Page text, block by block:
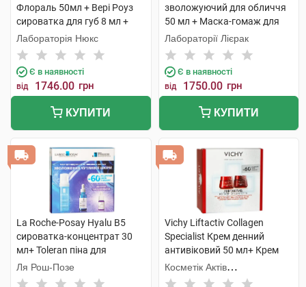
Флораль 50мл + Вері Роуз
сироватка для губ 8 мл +
Олія суха Флораль 10мл 1
набір
Лабораторія Нюкс
Є в наявності
від 1746.00 грн
КУПИТИ
зволожуючий для обличчя
50 мл + Маска-гомаж для
обличчя 75 мл 1 набір
Лабораторії Лієрак
Є в наявності
від 1750.00 грн
КУПИТИ
La Roche-Posay Hyalu B5
сироватка-концентрат 30
мл+ Toleran піна для
очищення шкіри 150 мл +
подарунок 1 набір
Ля Рош-Позе
Vichy Liftactiv Collagen
Specialist Крем денний
антивіковий 50 мл+ Крем
нічний антивіковий 50 мл 1
набір
Косметік Актів
Інтернаціональ